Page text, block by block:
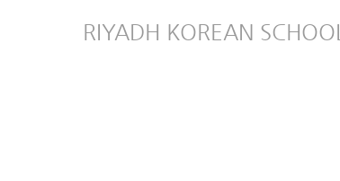
RIYADH KOREAN SCHOOL